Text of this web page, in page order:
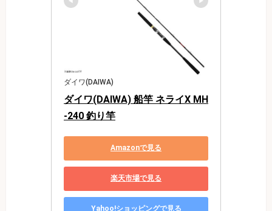
ダイワ(DAIWA)
ダイワ(DAIWA) 船竿 ネライX MH
-240 釣り竿
Amazonで見る
楽天市場で見る
Yahoo!ショッピングで見る